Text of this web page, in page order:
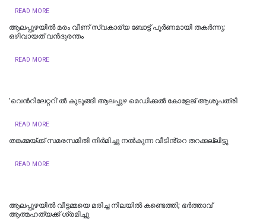
READ MORE
ആലപ്പുഴയിൽ മരം വീണ് സ്വകാര്യ ബോട്ട് പൂർണമായി തകർന്നു;
ഒഴിവായത് വന്‍ദുരന്തം
READ MORE
'വെന്‍റിലേറ്ററി'ൽ കുടുങ്ങി ആലപ്പുഴ മെഡിക്കൽ കോളേജ് ആശുപത്രി
READ MORE
തങ്കമ്മയ്ക്ക് സമരസമിതി നിർമിച്ചു നൽകുന്ന വീടിൻ്റെ തറക്കല്ലിട്ടു
READ MORE
ആലപ്പുഴയിൽ വീട്ടമ്മയെ മരിച്ച നിലയിൽ കണ്ടെത്തി; ഭർത്താവ്
ആത്മഹത്യക്ക് ശ്രമിച്ചു